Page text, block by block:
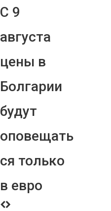
С 9
августа
цены в
Болгарии
будут
оповещать
ся только
в евро